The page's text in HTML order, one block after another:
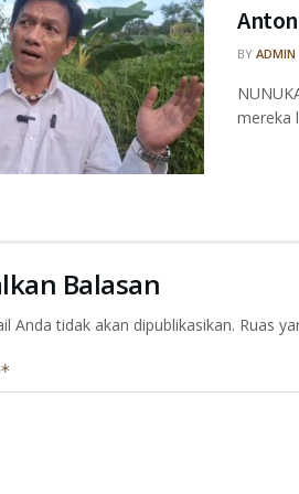
BY ADMIN
mereka
Balasan
Anda tidak akan dipublikasikan. Ruas
*